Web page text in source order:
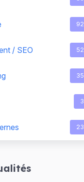
92
/ SEO 52
35
3
23